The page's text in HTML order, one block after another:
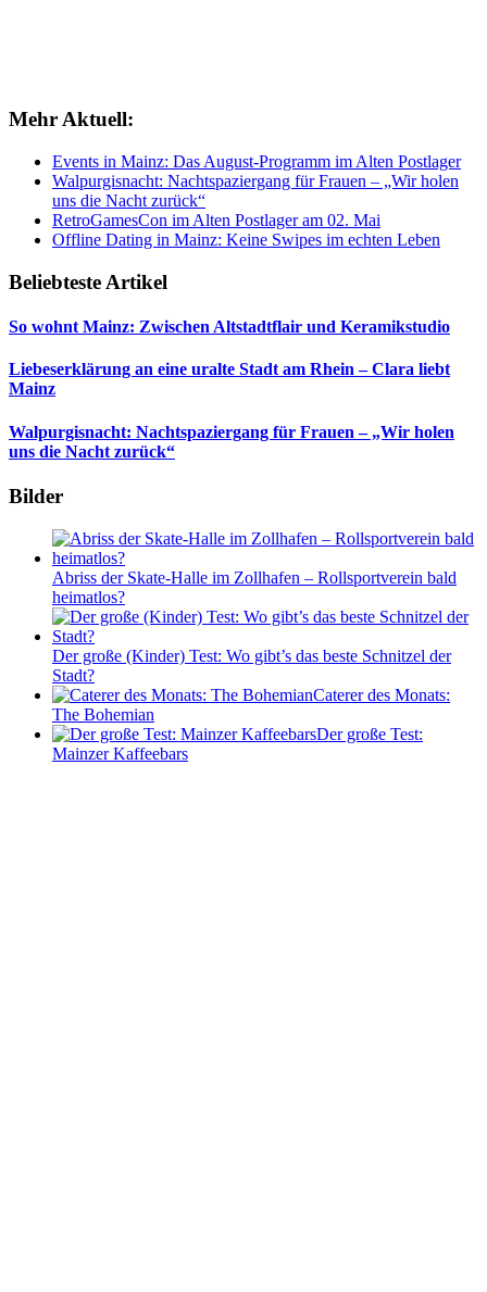
Mehr Aktuell:
Events in Mainz: Das August-Programm im Alten Postlager
Walpurgisnacht: Nachtspaziergang für Frauen – „Wir holen
uns die Nacht zurück“
RetroGamesCon im Alten Postlager am 02. Mai
Offline Dating in Mainz: Keine Swipes im echten Leben
Beliebteste Artikel
So wohnt Mainz: Zwischen Altstadtflair und Keramikstudio
Liebeserklärung an eine uralte Stadt am Rhein – Clara liebt
Mainz
Walpurgisnacht: Nachtspaziergang für Frauen – „Wir holen
uns die Nacht zurück“
Bilder
Abriss der Skate-Halle im Zollhafen – Rollsportverein bald
heimatlos?
Der große (Kinder) Test: Wo gibt’s das beste Schnitzel der
Stadt?
Caterer des Monats:
The Bohemian
Der große Test:
Mainzer Kaffeebars